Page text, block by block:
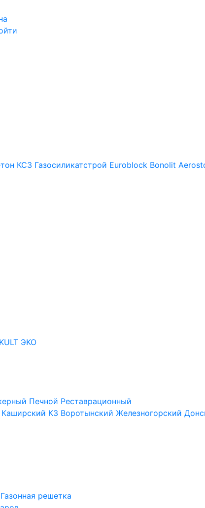
КСЗ Газосиликатстрой Euroblock Bonolit
ЭКО
Печной Реставрационный
Каширский КЗ Воротынский Железногорский
Газонная решетка